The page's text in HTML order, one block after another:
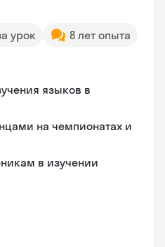
урок
8 лет опыта
языков в
на чемпионатах и
в изучении